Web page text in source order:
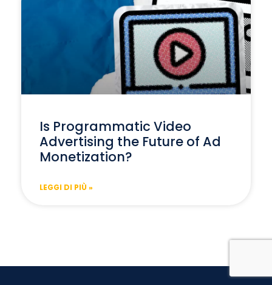
Is Programmatic Video
Advertising the Future of Ad
Monetization?
LEGGI DI PIÙ »